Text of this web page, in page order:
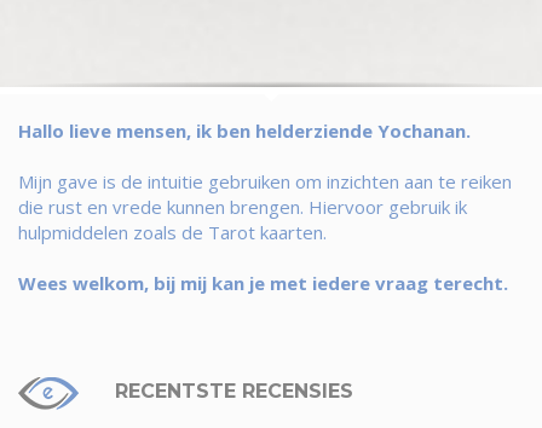
Hallo lieve mensen, ik ben helderziende Yochanan.
Mijn gave is de intuitie gebruiken om inzichten aan te reiken
die rust en vrede kunnen brengen. Hiervoor gebruik ik
hulpmiddelen zoals de Tarot kaarten.
Wees welkom, bij mij kan je met iedere vraag terecht.
RECENTSTE RECENSIES